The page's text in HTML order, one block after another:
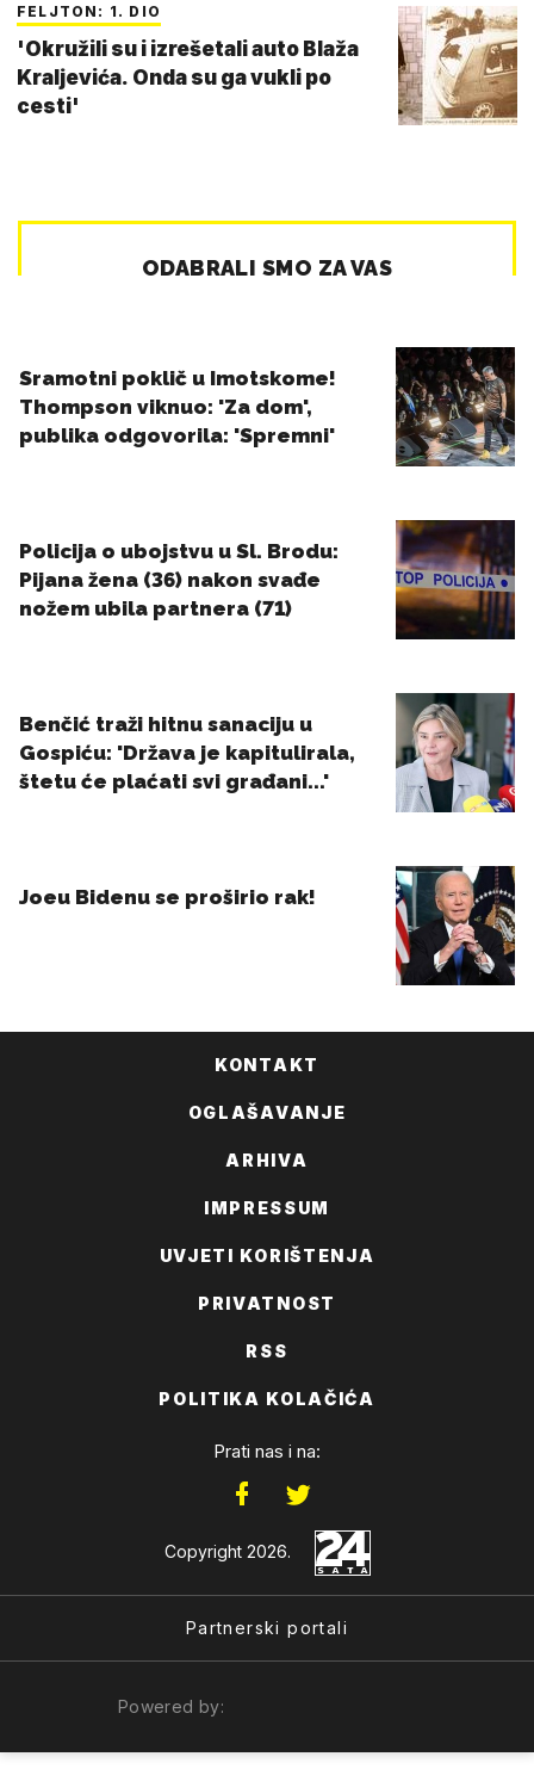
FELJTON: 1. DIO
'Okružili su i izrešetali auto Blaža
Kraljevića. Onda su ga vukli po
cesti'
KONTAKT
OGLAŠAVANJE
ARHIVA
IMPRESSUM
UVJETI KORIŠTENJA
PRIVATNOST
RSS
POLITIKA KOLAČIĆA
Prati nas i na:
Copyright 2026.
Partnerski portali
Powered by: